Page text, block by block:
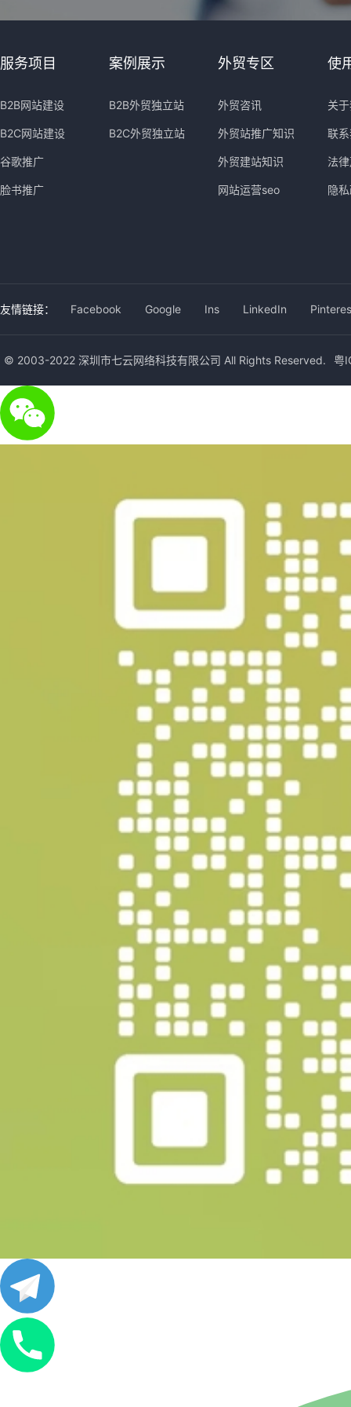
服务项目
B2B网站建设
B2C网站建设
谷歌推广
脸书推广
案例展示
B2B外贸独立站
B2C外贸独立站
外贸专区
外贸咨讯
外贸站推广知识
外贸建站知识
网站运营seo
使
关
联
法
隐
友情链接： Facebook Google Ins LinkedIn
© 2003-2022 深圳市七云网络科技有限公司 All Rights Reserved. 粤